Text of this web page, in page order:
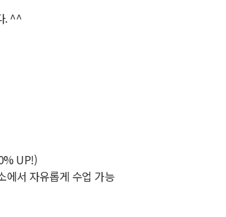
. ^^
UP!)
에서 자유롭게 수업 가능